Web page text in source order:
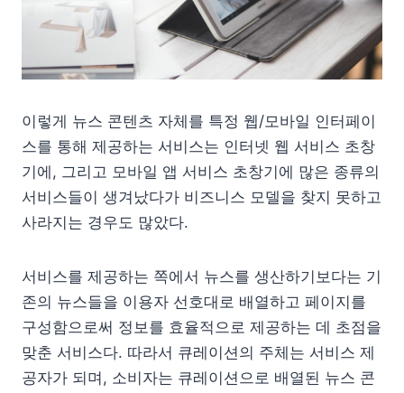
이렇게 뉴스 콘텐츠 자체를 특정 웹/모바일 인터페이
스를 통해 제공하는 서비스는 인터넷 웹 서비스 초창
기에, 그리고 모바일 앱 서비스 초창기에 많은 종류의
서비스들이 생겨났다가 비즈니스 모델을 찾지 못하고
사라지는 경우도 많았다.
서비스를 제공하는 쪽에서 뉴스를 생산하기보다는 기
존의 뉴스들을 이용자 선호대로 배열하고 페이지를
구성함으로써 정보를 효율적으로 제공하는 데 초점을
맞춘 서비스다. 따라서 큐레이션의 주체는 서비스 제
공자가 되며, 소비자는 큐레이션으로 배열된 뉴스 콘